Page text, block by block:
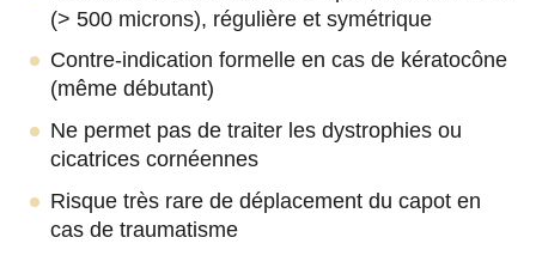
(> 500 microns), régulière et symétrique
Contre-indication formelle en cas de kératocône
(même débutant)
Ne permet pas de traiter les dystrophies ou
cicatrices cornéennes
Risque très rare de déplacement du capot en
cas de traumatisme